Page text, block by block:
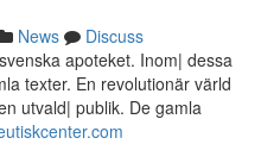
News
Discuss
apoteket. Inom| dessa
texter. En revolutionär värld
utvald| publik. De gamla